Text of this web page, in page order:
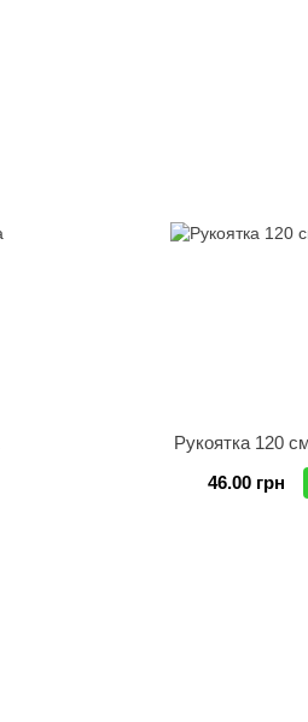
Рукоятка 120
46.00 грн